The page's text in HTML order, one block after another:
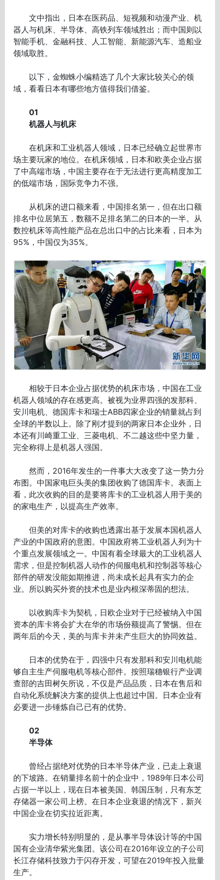
文中指出，日本在医药品、短视频和动漫产业、机
器人与机床、半导体、高铁列车领域胜出；而中国则以
智能手机、金融科技、人工智能、新能源汽车、造船业
领域取胜。
以下，金蜘蛛小编精选了几个大家比较关心的领
域，看看日本有哪些地方值得我们借鉴。
01
机器人与机床
在机床和工业机器人领域，日本已经确立起世界市
场主要玩家的地位。在机床领域，日本和欧美企业占据
了中高端市场，中国主要存在于无法进行更高精度加工
的低端市场，国际竞争力不强。
从机床的进口额来看，中国排名第一，但在出口额
排名中位居第五，数额不足排名第二的日本的一半。从
数控机床等高性能产品在总出口中的占比来看，日本为
95%，中国仅为35%。
相较于日本企业占据优势的机床市场，中国在工业
机器人领域的存在感更高。被视为业界四强的发那科、
安川电机、德国库卡和瑞士ABB四家企业的销量就占到
全球的半数以上。除了刚才提到的两家日本企业外，日
本还有川崎重工业、三菱电机、不二越这些中坚力量，
完全称得上是机器人强国。
然而，2016年发生的一件事大大改变了这一势力分
布图。中国家电巨头美的集团收购了德国库卡。表面上
看，此次收购的目的是要将库卡的工业机器人用于美的
的家电生产，以提高生产效率。
但美的对库卡的收购也透露出基于发展本国机器人
产业的中国政府的意图。中国政府将工业机器人列为十
个重点发展领域之一。中国有着全球最大的工业机器人
需求，但是控制机器人动作的伺服电机和控制器等核心
部件的研发没能如期推进，尚未成长起具有实力的企
业。所以购买外资的技术也是业内根深蒂固的想法。
以收购库卡为契机，日欧企业对于已经被纳入中国
资本的库卡将会扩大在华的市场份额提高了警惕。但在
两年后的今天，美的与库卡并未产生巨大的协同效益。
日本的优势在于，四强中只有发那科和安川电机能
够自主生产伺服电机等核心部件。按照瑞穗银行产业调
查部的吉田树矢所说，不仅是产品品质，日本在售后和
自动化系统解决方案的提供上也超过中国。日本企业有
必要进一步锤炼自己已有的优势。
02
半导体
曾经占据绝对优势的日本半导体产业，已走上衰退
的下坡路。在销量排名前十的企业中，1989年日本公司
占据一半以上，现在日本被美国、韩国压制，只有东芝
存储器一家公司上榜。在日本企业衰退的情况下，新兴
中国企业在切实拉近距离。
实力增长特别明显的，是从事半导体设计等的中国
国有企业清华紫光集团。该公司在2016年设立的子公司
长江存储科技致力于闪存开发，可望在2019年投入批量
生产。